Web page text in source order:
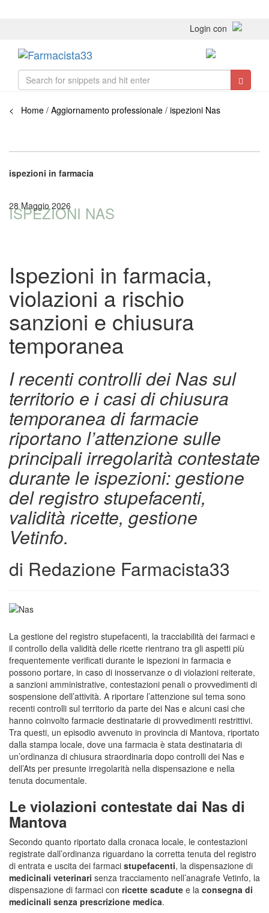
Login con
< Home / Aggiornamento professionale / ispezioni Nas
ispezioni in farmacia
ISPEZIONI NAS
28 Maggio 2026
Ispezioni in farmacia,
violazioni a rischio
sanzioni e chiusura
temporanea
I recenti controlli dei Nas sul
territorio e i casi di chiusura
temporanea di farmacie
riportano l’attenzione sulle
principali irregolarità contestate
durante le ispezioni: gestione
del registro stupefacenti,
validità ricette, gestione
Vetinfo.
di Redazione Farmacista33
La gestione del registro stupefacenti, la tracciabilità dei farmaci e
il controllo della validità delle ricette rientrano tra gli aspetti più
frequentemente verificati durante le ispezioni in farmacia e
possono portare, in caso di inosservanze o di violazioni reiterate,
a sanzioni amministrative, contestazioni penali o provvedimenti di
sospensione dell’attività. A riportare l’attenzione sul tema sono
recenti controlli sul territorio da parte dei Nas e alcuni casi che
hanno coinvolto farmacie destinatarie di provvedimenti restrittivi.
Tra questi, un episodio avvenuto in provincia di Mantova, riportato
dalla stampa locale, dove una farmacia è stata destinataria di
un’ordinanza di chiusura straordinaria dopo controlli dei Nas e
dell’Ats per presunte irregolarità nella dispensazione e nella
tenuta documentale.
Le violazioni contestate dai Nas di
Mantova
Secondo quanto riportato dalla cronaca locale, le contestazioni
registrate dall’ordinanza riguardano la corretta tenuta del registro
di entrata e uscita dei farmaci stupefacenti, la dispensazione di
medicinali veterinari senza tracciamento nell’anagrafe Vetinfo, la
dispensazione di farmaci con ricette scadute e la consegna di
medicinali senza prescrizione medica.